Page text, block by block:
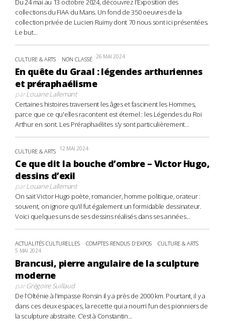
Du 24 mai au 13 octobre 2024, découvrez l’Exposition des
collections du FIAA du Mans. Un fond de 350 oeuvres de la
collection privée de Lucien Ruimy dont 70 nous sont ici présentées.
Le but...
CULTURE & ARTS NON CLASSÉ 26 MAI 2024
En quête du Graal : légendes arthuriennes
et préraphaélisme
parLouane Lallemant
Certaines histoires traversent les âges et fascinent les Hommes,
parce que ce qu'elles racontent est éternel : les Légendes du Roi
Arthur en sont. Les Préraphaélites s'y sont particulièrement...
CULTURE & ARTS 12 MAI 2024
Ce que dit la bouche d’ombre – Victor Hugo,
dessins d’exil
parLouane Lallemant
On sait Victor Hugo poète, romancier, homme politique, orateur :
souvent, on ignore qu'il fut également un formidable dessinateur.
Voici quelques uns de ses dessins réalisés dans ses années...
ACTUALITÉS CULTURELLES COMPTES RENDUS D'EXPOS CULTURE & ARTS
5 MAI 2024
Brancusi, pierre angulaire de la sculpture
moderne
parGrégoire Suillaud
De l’Olténie à l’impasse Ronsin il y a près de 2000 km. Pourtant, il y a
dans ces deux espaces, la recette qui a nourri l’un des pionniers de
la sculpture abstraite. C’est à Constantin...